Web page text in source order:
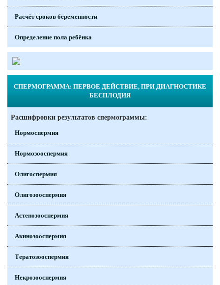
Расчёт сроков беременности
Определение пола ребёнка
СПЕРМОГРАММА: ПЕРВОЕ ДЕЙСТВИЕ, ПРИ ДИАГНОСТИКЕ
БЕСПЛОДИЯ
Расшифровки результатов спермограммы:
Нормоспермия
Нормозооспермия
Олигоспермия
Олигозооспермия
Астенозооспермия
Акинозооспермия
Тератозооспермия
Некрозооспермия